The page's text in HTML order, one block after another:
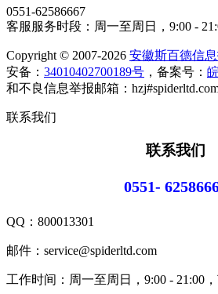
0551-62586667
客服服务时段：周一至周日，9:00 -
Copyright © 2007-2026 安徽斯百德信
安备： 34010402700189号 ，备案号：
和不良信息举报邮箱：
联系我们
联系我们
0551-
QQ： 800013301
邮件：service@spiderltd.com
工作时间：周一至周日，9:00 - 21:00